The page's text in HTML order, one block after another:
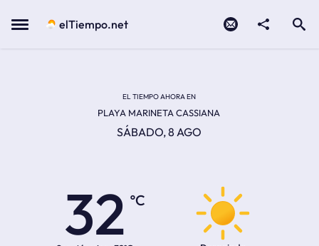
Menu elTiempo.net
EL TIEMPO AHORA EN
PLAYA MARINETA CASSIANA
SÁBADO, 8 AGO
32
ºC